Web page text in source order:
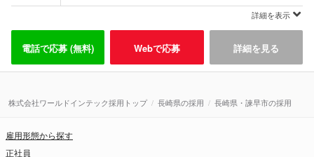
詳細を表示
電話で応募 (無料) Webで応募 詳細を見る
株式会社ワールドインテック採用トップ 長崎県の採用 長崎県・諫早市の採用
雇用形態から探す
正社員